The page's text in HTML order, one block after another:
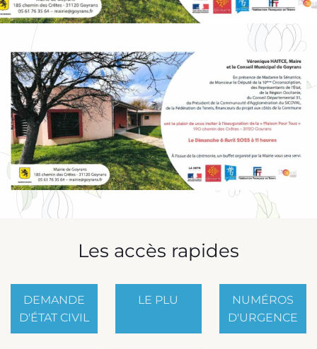
Les accès rapides
DEMANDE
D'ÉTAT CIVIL
LE PLU
NUMÉROS
D'URGENCE